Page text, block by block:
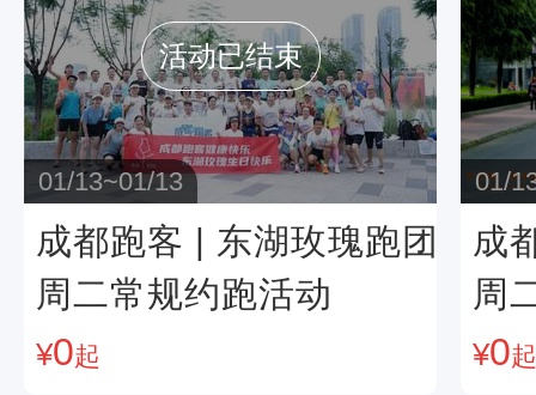
01/13~01/13
活动已结束
成都跑客 | 东湖玫瑰跑团
周二常规约跑活动
¥0起
01/
成
周
¥0起